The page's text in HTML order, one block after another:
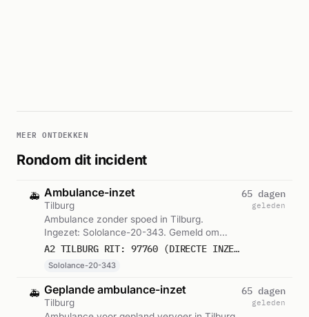
MEER ONTDEKKEN
Rondom dit incident
🚑 Ambulance-inzet
Tilburg
Ambulance zonder spoed in Tilburg.
Ingezet: Sololance-20-343. Gemeld om
15:17.
A2 TILBURG RIT: 97760 (DIRECTE INZET: JA)
Sololance-20-343
65 dagen
geleden
🚑 Geplande ambulance-inzet
Tilburg
65 dagen
geleden